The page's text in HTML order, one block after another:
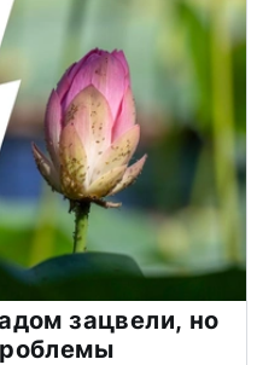
зацвели, но